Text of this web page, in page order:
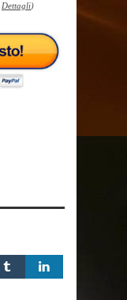
Dettagli)